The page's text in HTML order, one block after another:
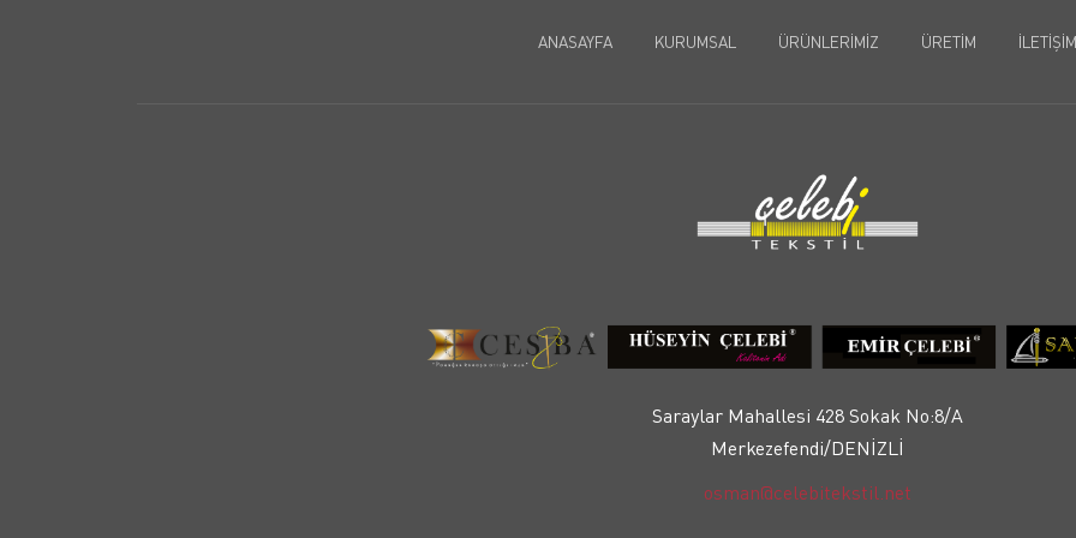
ANASAYFA KURUMSAL ÜRÜNLERIMIZ ÜRETIM İLETIŞIM
Saraylar Mahallesi 428 Sokak No:8/A
Merkezefendi/DENİZLİ
osman@celebitekstil.net